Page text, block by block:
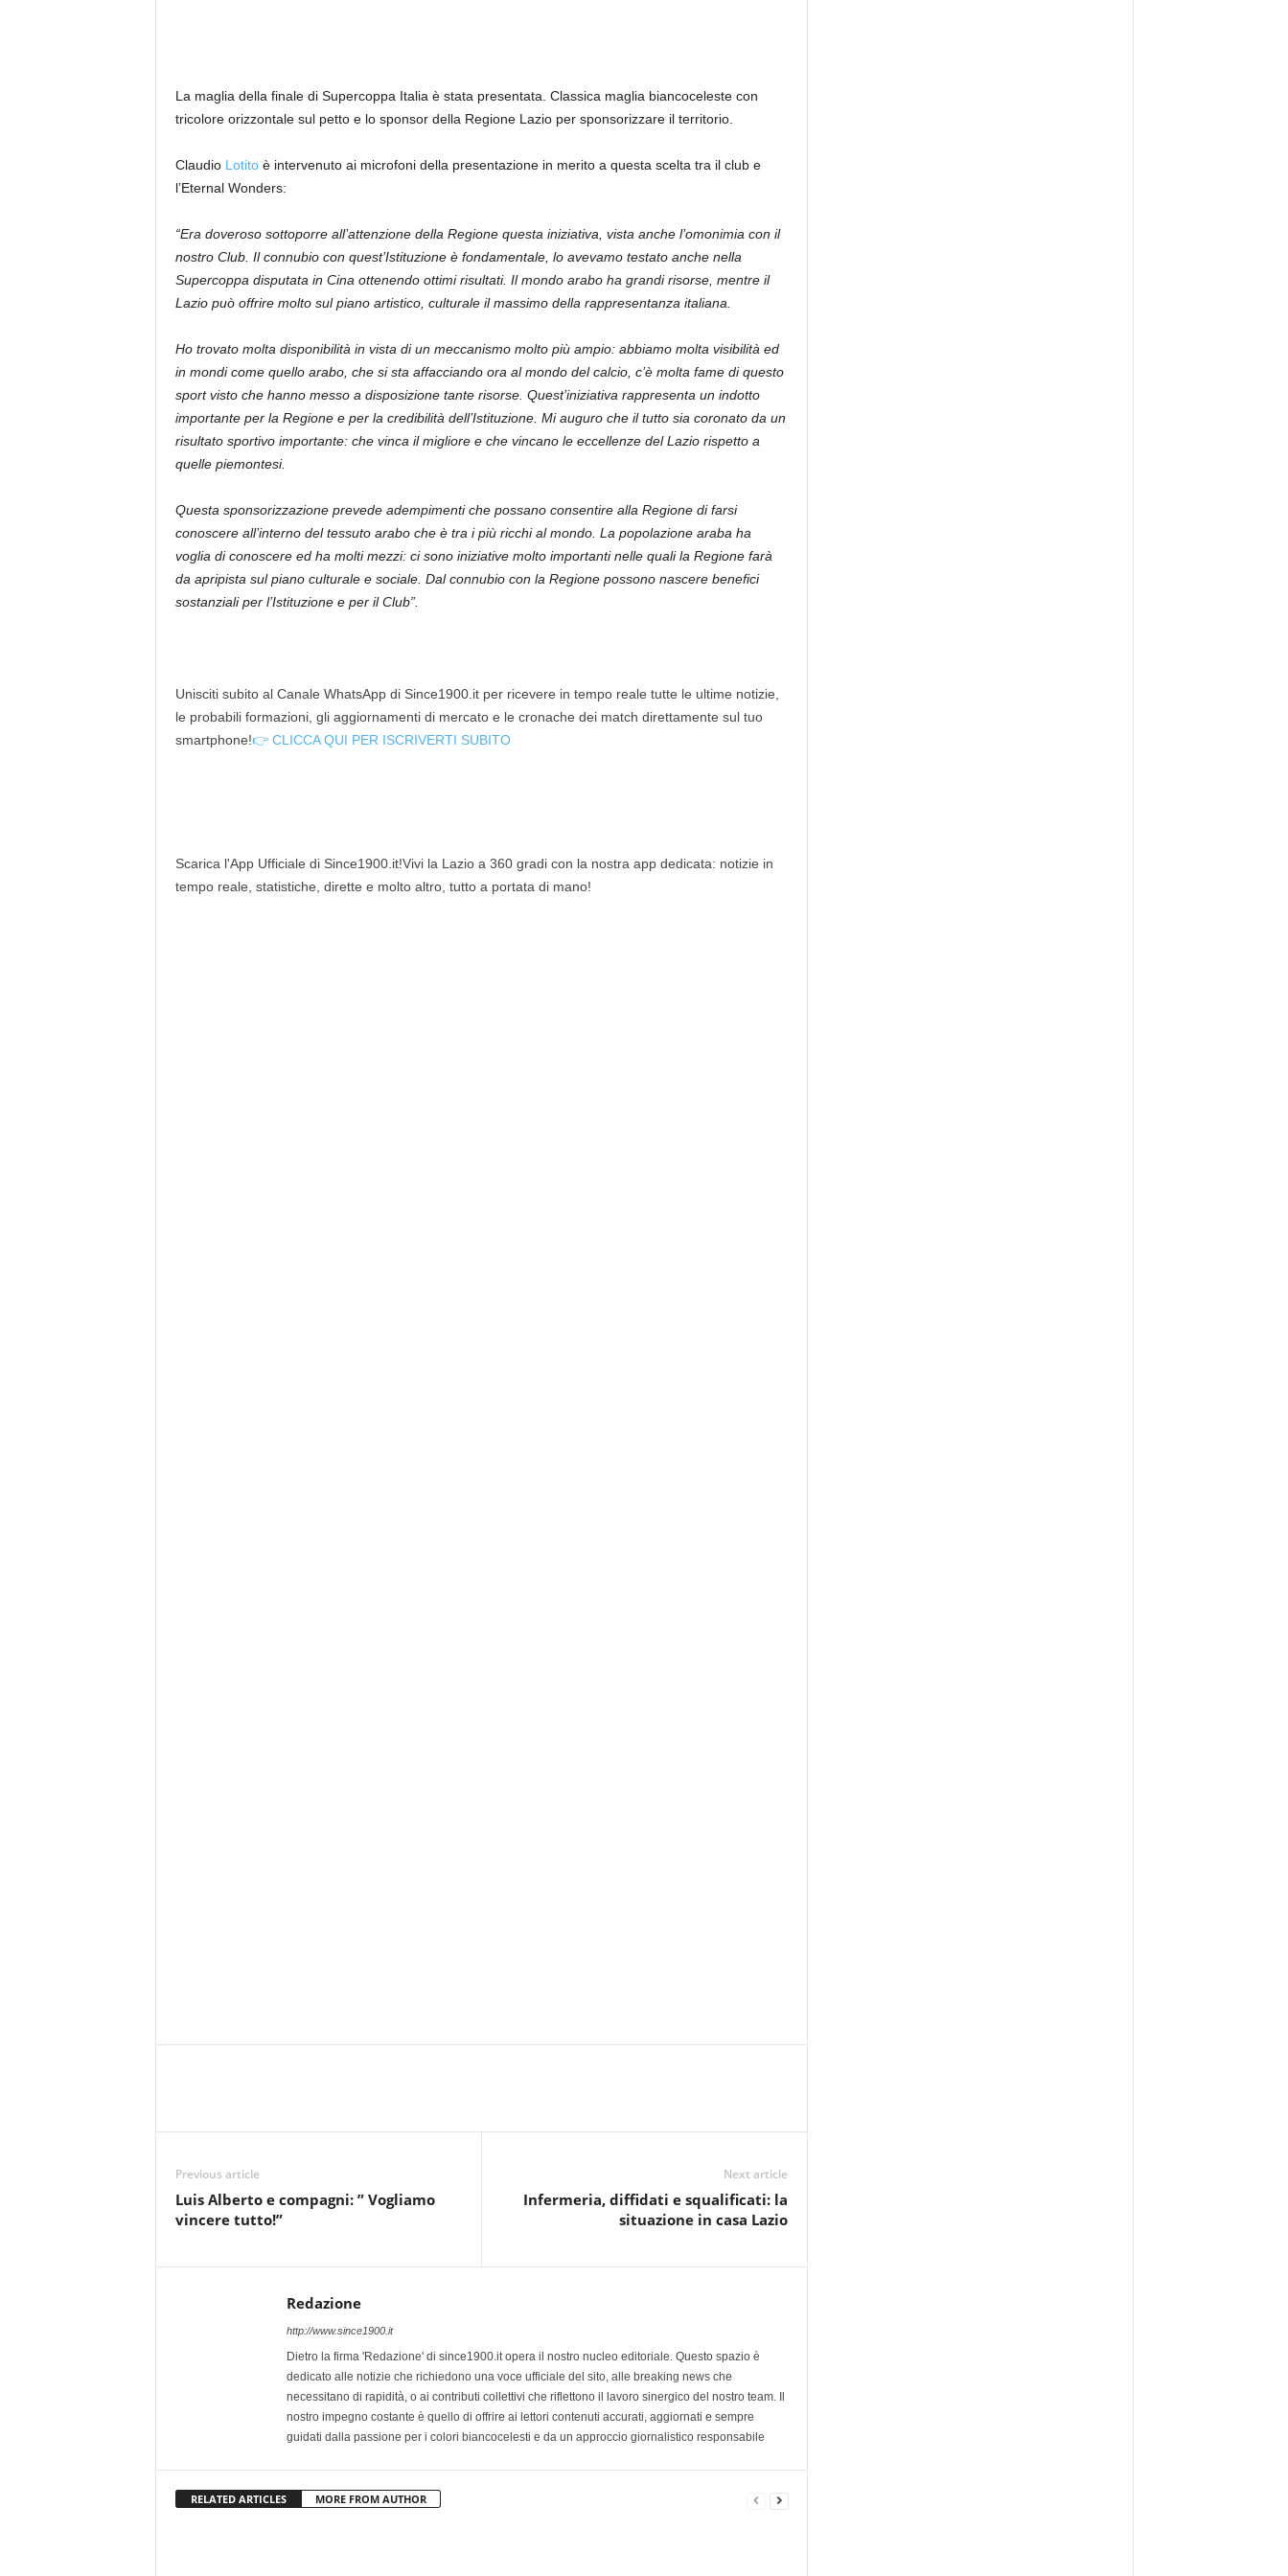
La maglia della finale di Supercoppa Italia è stata presentata. Classica maglia biancoceleste con
tricolore orizzontale sul petto e lo sponsor della Regione Lazio per sponsorizzare il territorio.
Claudio Lotitoè intervenuto ai microfoni della presentazione in merito a questa scelta tra il club e
l’Eternal Wonders:
“Era doveroso sottoporre all’attenzione della Regione questa iniziativa, vista anche l’omonimia con il
nostro Club. Il connubio con quest’Istituzione è fondamentale, lo avevamo testato anche nella
Supercoppa disputata in Cina ottenendo ottimi risultati. Il mondo arabo ha grandi risorse, mentre il
Lazio può offrire molto sul piano artistico, culturale il massimo della rappresentanza italiana.
Ho trovato molta disponibilità in vista di un meccanismo molto più ampio: abbiamo molta visibilità ed
in mondi come quello arabo, che si sta affacciando ora al mondo del calcio, c’è molta fame di questo
sport visto che hanno messo a disposizione tante risorse. Quest’iniziativa rappresenta un indotto
importante per la Regione e per la credibilità dell’Istituzione. Mi auguro che il tutto sia coronato da un
risultato sportivo importante: che vinca il migliore e che vincano le eccellenze del Lazio rispetto a
quelle piemontesi.
Questa sponsorizzazione prevede adempimenti che possano consentire alla Regione di farsi
conoscere all’interno del tessuto arabo che è tra i più ricchi al mondo. La popolazione araba ha
voglia di conoscere ed ha molti mezzi: ci sono iniziative molto importanti nelle quali la Regione farà
da apripista sul piano culturale e sociale. Dal connubio con la Regione possono nascere benefici
sostanziali per l’Istituzione e per il Club”.
Unisciti subito al Canale WhatsApp di Since1900.it per ricevere in tempo reale tutte le ultime notizie,
le probabili formazioni, gli aggiornamenti di mercato e le cronache dei match direttamente sul tuo
smartphone!👉 CLICCA QUI PER ISCRIVERTI SUBITO
Scarica l'App Ufficiale di Since1900.it!Vivi la Lazio a 360 gradi con la nostra app dedicata: notizie in
tempo reale, statistiche, dirette e molto altro, tutto a portata di mano!
Previous article
Luis Alberto e compagni: ” Vogliamo
vincere tutto!”
Next article
Infermeria, diffidati e squalificati: la
situazione in casa Lazio
Redazione
http://www.since1900.it
Dietro la firma 'Redazione' di since1900.it opera il nostro nucleo editoriale. Questo spazio è
dedicato alle notizie che richiedono una voce ufficiale del sito, alle breaking news che
necessitano di rapidità, o ai contributi collettivi che riflettono il lavoro sinergico del nostro team. Il
nostro impegno costante è quello di offrire ai lettori contenuti accurati, aggiornati e sempre
guidati dalla passione per i colori biancocelesti e da un approccio giornalistico responsabile
RELATED ARTICLES MORE FROM AUTHOR